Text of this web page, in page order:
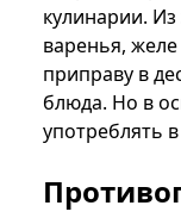
кулинарии.
варенья,
приправу в
блюда. Но в
употреблять